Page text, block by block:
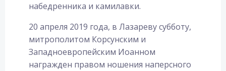
набедренника и камилавки.
20 апреля 2019 года, в Лазареву субботу,
митрополитом Корсунским и
Западноевропейским Иоанном
награжден правом ношения наперсного